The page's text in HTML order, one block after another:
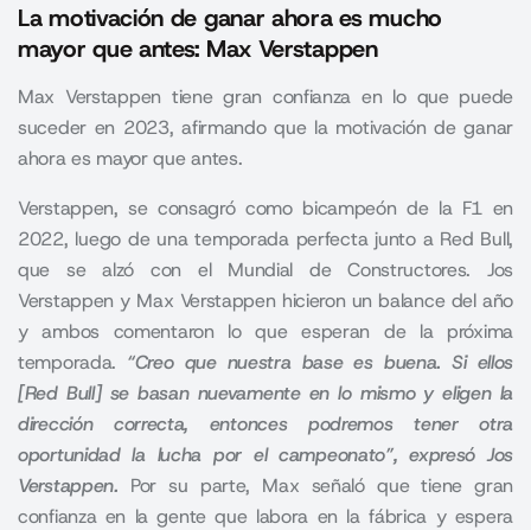
La motivación de ganar ahora es mucho
mayor que antes: Max Verstappen
Max Verstappen tiene gran confianza en lo que puede
suceder en 2023, afirmando que la motivación de ganar
ahora es mayor que antes.
Verstappen, se consagró como bicampeón de la F1 en
2022, luego de una temporada perfecta junto a Red Bull,
que se alzó con el Mundial de Constructores. Jos
Verstappen y Max Verstappen hicieron un balance del año
y ambos comentaron lo que esperan de la próxima
temporada. “Creo que nuestra base es buena. Si ellos
[Red Bull] se basan nuevamente en lo mismo y eligen la
dirección correcta, entonces podremos tener otra
oportunidad la lucha por el campeonato”, expresó Jos
Verstappen. Por su parte, Max señaló que tiene gran
confianza en la gente que labora en la fábrica y espera